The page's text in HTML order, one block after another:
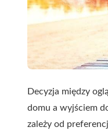
Decyzja między
domu a wyjściem
zależy od